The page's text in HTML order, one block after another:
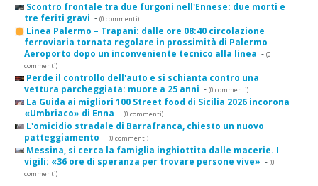
Scontro frontale tra due furgoni nell'Ennese: due morti e
tre feriti gravi - (0 commenti)
Linea Palermo – Trapani: dalle ore 08:40 circolazione
ferroviaria tornata regolare in prossimità di Palermo
Aeroporto dopo un inconveniente tecnico alla linea - (0
commenti)
Perde il controllo dell'auto e si schianta contro una
vettura parcheggiata: muore a 25 anni - (0 commenti)
La Guida ai migliori 100 Street food di Sicilia 2026 incorona
«Umbriaco» di Enna - (0 commenti)
L'omicidio stradale di Barrafranca, chiesto un nuovo
patteggiamento - (0 commenti)
Messina, si cerca la famiglia inghiottita dalle macerie. I
vigili: «36 ore di speranza per trovare persone vive» - (0
commenti)